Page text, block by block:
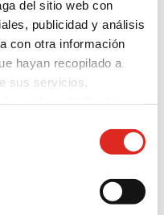
del sitio web con
publicidad y análisis
con otra información
hayan recopilado a
sus servicios.